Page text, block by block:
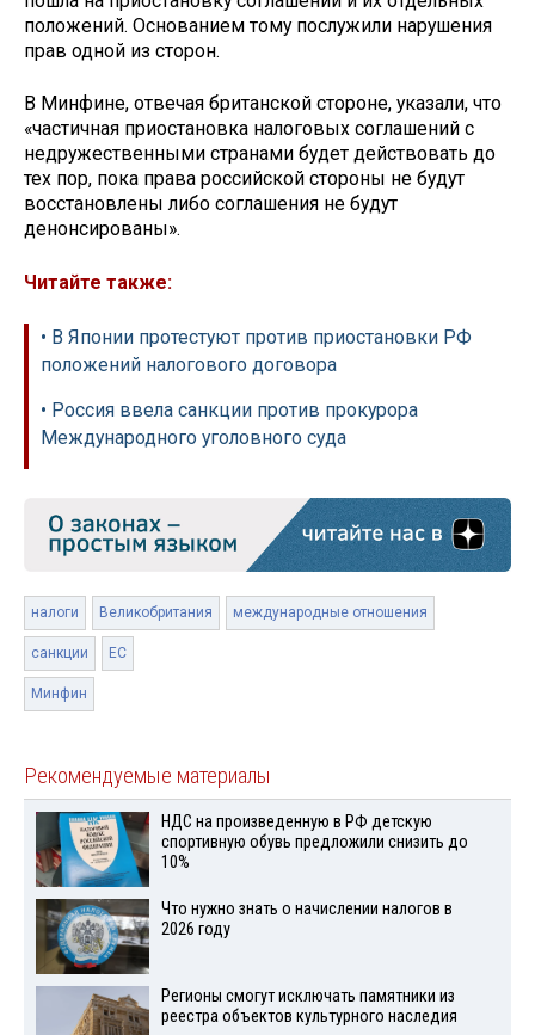
положений. Основанием тому послужили нарушения
прав одной из сторон.
В Минфине, отвечая британской стороне, указали, что
«частичная приостановка налоговых соглашений с
недружественными странами будет действовать до
тех пор, пока права российской стороны не будут
восстановлены либо соглашения не будут
денонсированы».
Читайте также:
• В Японии протестуют против приостановки РФ
положений налогового договора
• Россия ввела санкции против прокурора
Международного уголовного суда
налоги Великобритания международные отношения
санкции ЕС
Минфин
Рекомендуемые материалы
НДС на произведенную в РФ детскую
спортивную обувь предложили снизить до
10%
Что нужно знать о начислении налогов в
2026 году
Регионы смогут исключать памятники из
реестра объектов культурного наследия